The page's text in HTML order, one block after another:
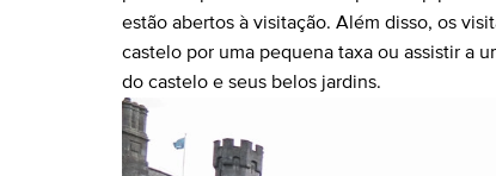
estão abertos à visitação. Além disso, os
castelo por uma pequena taxa ou assistir a
do castelo e seus belos jardins.